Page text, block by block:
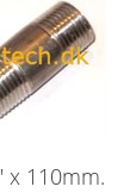
x 110mm.